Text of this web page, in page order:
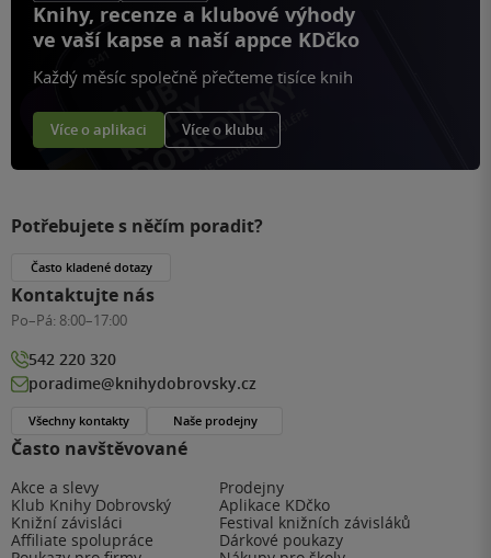
Knihy, recenze a klubové výhody
ve vaší kapse a naší appce KDčko
Každý měsíc společně přečteme tisíce knih
Více o aplikaci Více o klubu
Často navštěvované
Akce a slevy
Prodejny
Klub Knihy Dobrovský
Aplikace KDčko
Knižní závisláci
Festival knižních závisláků
Affiliate spolupráce
Dárkové poukazy
Potřebujete s něčím poradit?
Často kladené dotazy
Kontaktujte nás
Po–Pá: 8:00–17:00
542 220 320
poradime@knihydobrovsky.cz
Všechny kontakty Naše prodejny